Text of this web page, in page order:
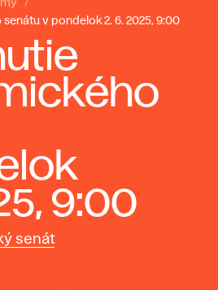
v pondelok 2. 6. 2025, 9:00
9:00
senát